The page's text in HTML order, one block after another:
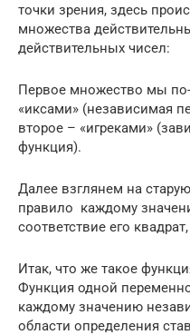
точки зрения, здесь
множества
действительных чисел:
Первое множество мы
«иксами» (независимая
второе – «игреками»
функция).
Далее взглянем на
правило каждому
соответствие его
Итак, что же такое
Функция одной
каждому значению
области определения